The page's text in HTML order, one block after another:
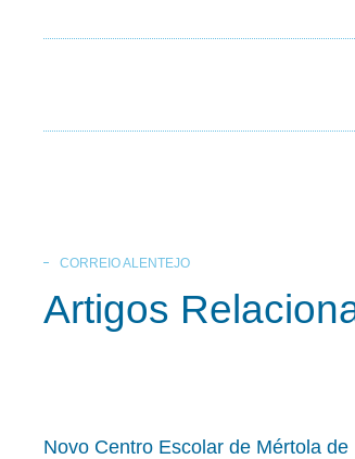
CORREIO ALENTEJO
Artigos
Novo Centro Escolar de Mértola de